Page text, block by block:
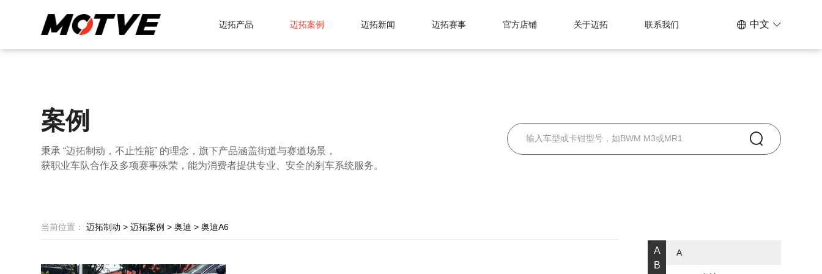
迈拓产品 迈拓案例 迈拓新闻 迈拓赛事 官方店铺 关于迈拓 联系我们 中文
案例
秉承 “迈拓制动，不止性能” 的理念，旗下产品涵盖街道与赛道场景，
获职业车队合作及多项赛事殊荣，能为消费者提供专业、安全的刹车系统服务。
当前位置：迈拓制动 > 迈拓案例 > 奥迪 > 奥迪A6
A
B
A